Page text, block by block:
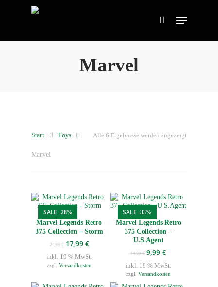
Marvel
Alle 6 Ergebnisse werden angezeigt
Start Toys
Marvel
SALE -28%
Marvel Legends Retro
375 Collection – Storm
24,99€ Ursprünglicher
war:
24,99 €
17,99 €Aktueller
ist:
17,99 €.
inkl. 19 % MwSt.
zzgl. Versandkosten
SALE -33%
Marvel Legends Retro
375 Collection –
U.S.Agent
14,99€ Ursprünglicher
war:
14,99 €
9,99€Aktueller
ist:
9,99 €.
inkl. 19 % MwSt.
zzgl. Versandkosten